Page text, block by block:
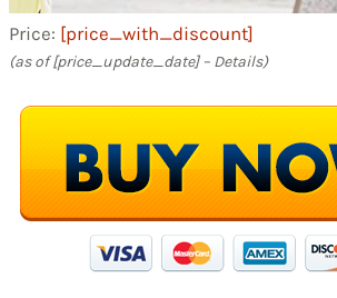
Price: [price_with_discount]
(as of [price_update_date] – Details)